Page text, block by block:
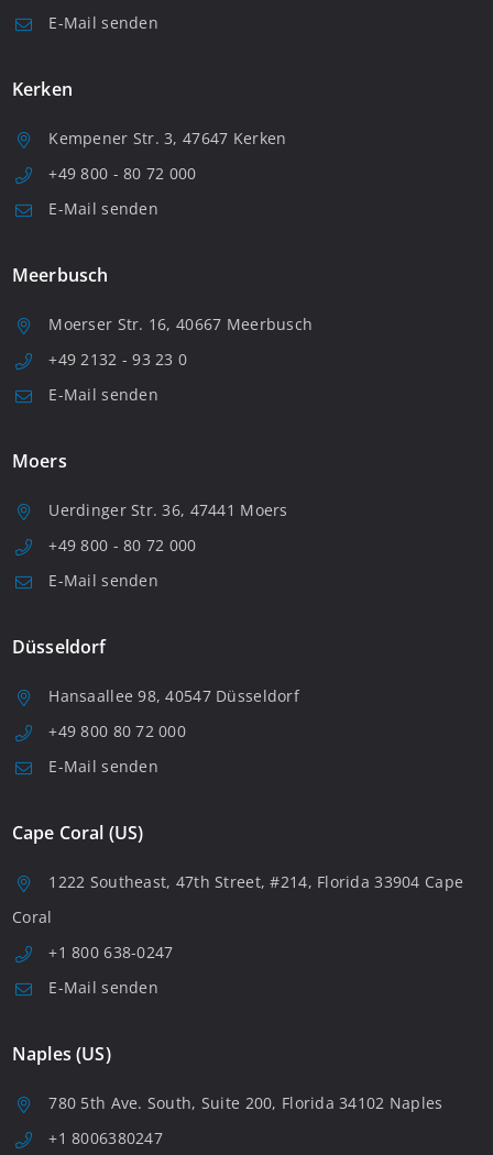
E-Mail senden
Kerken
Kempener Str. 3, 47647 Kerken
+49 800 - 80 72 000
E-Mail senden
Meerbusch
Moerser Str. 16, 40667 Meerbusch
+49 2132 - 93 23 0
E-Mail senden
Moers
Uerdinger Str. 36, 47441 Moers
+49 800 - 80 72 000
E-Mail senden
Düsseldorf
Hansaallee 98, 40547 Düsseldorf
+49 800 80 72 000
E-Mail senden
Cape Coral (US)
1222 Southeast, 47th Street, #214, Florida 33904 Cape
Coral
+1 800 638-0247
E-Mail senden
Naples (US)
780 5th Ave. South, Suite 200, Florida 34102 Naples
+1 8006380247